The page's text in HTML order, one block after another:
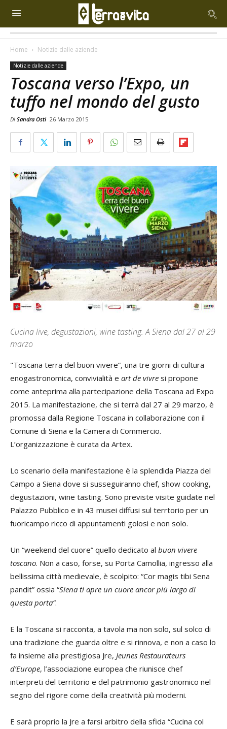
Home Notizie dalle aziende
Notizie dalle aziende
Toscana verso l’Expo, un
tuffo nel mondo del gusto
Di Sandra Osti 26 Marzo 2015
Cucina live, degustazioni, wine tasting. A Siena dal 27 al 29
marzo
"Toscana terra del buon vivere”, una tre giorni di cultura
enogastronomica, convivialità e art de vivre si propone
come anteprima alla partecipazione della Toscana ad Expo
2015. La manifestazione, che si terrà dal 27 al 29 marzo, è
promossa dalla Regione Toscana in collaborazione con il
Comune di Siena e la Camera di Commercio.
L’organizzazione è curata da Artex.
Lo scenario della manifestazione è la splendida Piazza del
Campo a Siena dove si susseguiranno chef, show cooking,
degustazioni, wine tasting. Sono previste visite guidate nel
Palazzo Pubblico e in 43 musei diffusi sul terrtorio per un
fuoricampo ricco di appuntamenti golosi e non solo.
Un “weekend del cuore” quello dedicato al buon vivere
toscano. Non a caso, forse, su Porta Camollia, ingresso alla
bellissima città medievale, è scolpito: “Cor magis tibi Sena
pandit” ossia “Siena ti apre un cuore ancor più largo di
questa porta”.
E la Toscana si racconta, a tavola ma non solo, sul solco di
una tradizione che guarda oltre e si rinnova, e non a caso lo
fa insieme alla prestigiosa Jre, Jeunes Restaurateurs
d’Europe, l’associazione europea che riunisce chef
interpreti del territorio e del patrimonio gastronomico nel
segno del rigore come della creatività più moderni.
E sarà proprio la Jre a farsi arbitro della sfida “Cucina col